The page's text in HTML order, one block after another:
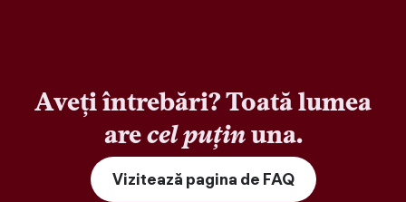
Aveți întrebări? Toată lumea
arecel puținuna.
Vizitează pagina de FAQ